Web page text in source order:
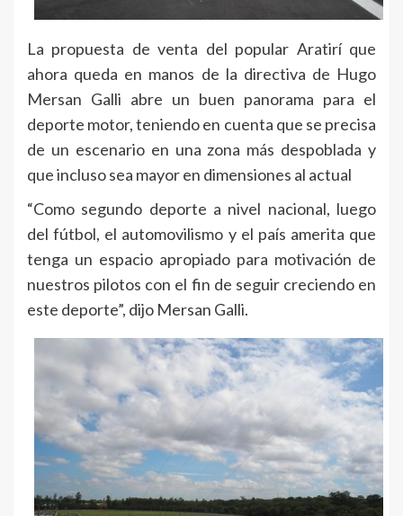
La propuesta de venta del popular Aratirí que
ahora queda en manos de la directiva de Hugo
Mersan Galli abre un buen panorama para el
deporte motor, teniendo en cuenta que se precisa
de un escenario en una zona más despoblada y
que incluso sea mayor en dimensiones al actual
“Como segundo deporte a nivel nacional, luego
del fútbol, el automovilismo y el país amerita que
tenga un espacio apropiado para motivación de
nuestros pilotos con el fin de seguir creciendo en
este deporte”, dijo Mersan Galli.